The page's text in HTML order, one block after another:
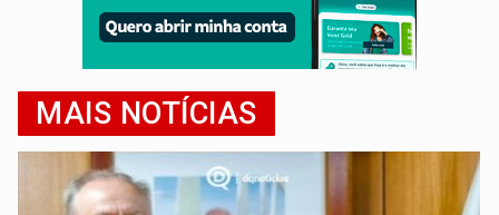
MAIS NOTÍCIAS